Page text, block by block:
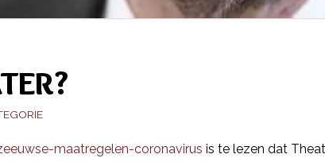
maatregelen-coronavirus is te lezen dat